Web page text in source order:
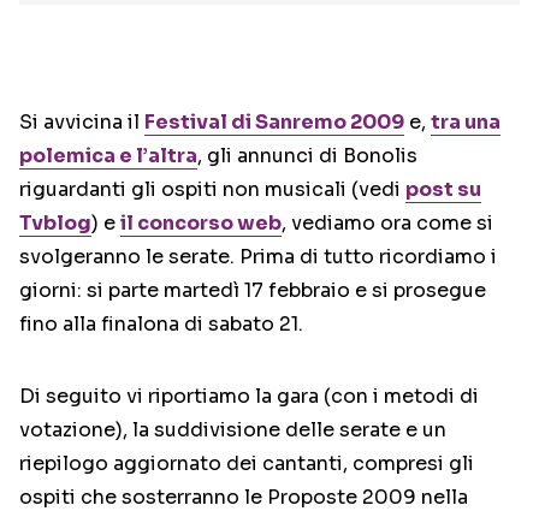
Si avvicina il Festival di Sanremo 2009 e, tra una
polemica e l’altra, gli annunci di Bonolis
riguardanti gli ospiti non musicali (vedi post su
Tvblog) eil concorso web, vediamo ora come si
svolgeranno le serate. Prima di tutto ricordiamo i
giorni: si parte martedì 17 febbraio e si prosegue
fino alla finalona di sabato 21.
Di seguito vi riportiamo la gara (con i metodi di
votazione), la suddivisione delle serate e un
riepilogo aggiornato dei cantanti, compresi gli
ospiti che sosterranno le Proposte 2009 nella